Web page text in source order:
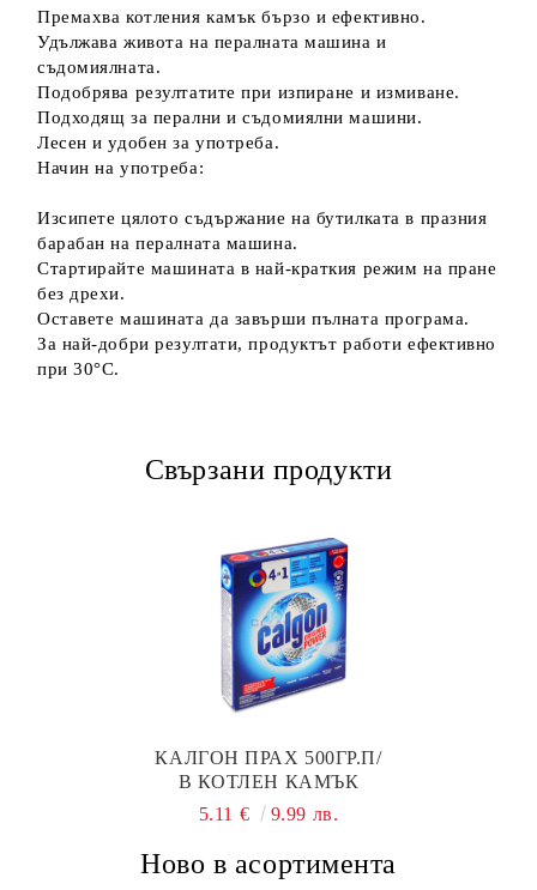
Премахва котления камък бързо и ефективно.
Удължава живота на пералната машина и
съдомиялната.
Подобрява резултатите при изпиране и измиване.
Подходящ за перални и съдомиялни машини.
Лесен и удобен за употреба.
Начин на употреба:
Изсипете цялото съдържание на бутилката в празния
барабан на пералната машина.
Стартирайте машината в най-краткия режим на пране
без дрехи.
Оставете машината да завърши пълната програма.
За най-добри резултати, продуктът работи ефективно
при 30°C.
Свързани продукти
КАЛГОН ПРАХ 500ГР.П/
В КОТЛЕН КАМЪК
5.11 €
9.99 лв.
Ново в асортимента